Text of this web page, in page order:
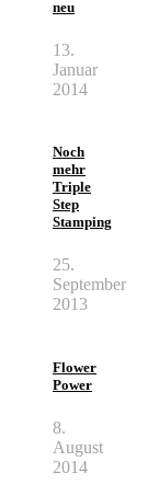
neu
13.
Januar
2014
Noch
mehr
Triple
Step
Stamping
25.
September
2013
Flower
Power
8.
August
2014